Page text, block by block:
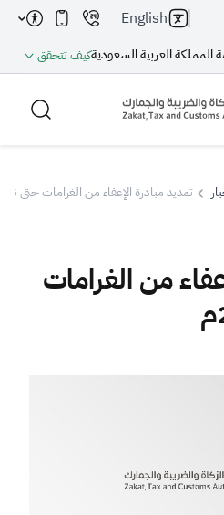
العربية السعوديةكيف تتحقق
English
تمديد مبادرة الإعفاء من الغرامات حتى نهاية
من الغرامات